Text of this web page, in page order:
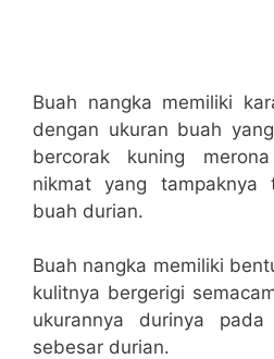
Buah nangka memiliki
dengan ukuran buah
bercorak kuning
nikmat yang tampaknya
buah durian.
Buah nangka memiliki
kulitnya bergerigi
ukurannya durinya
sebesar durian.